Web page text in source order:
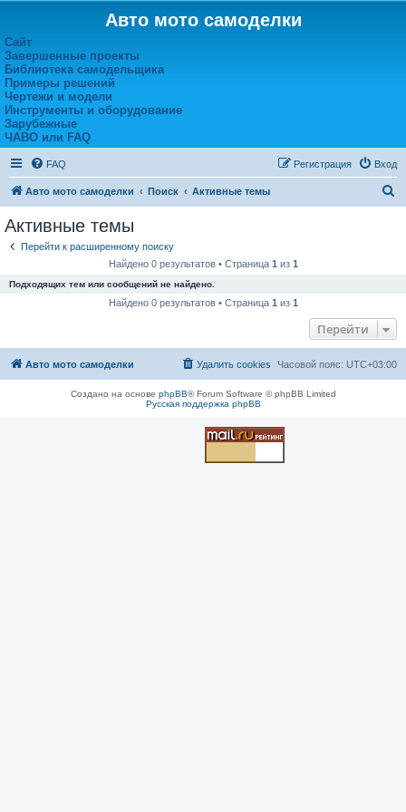
Авто мото самоделки
Сайт
Завершенные проекты
Библиотека самодельщика
Примеры решений
Чертежи и модели
Инструменты и оборудование
Зарубежные
ЧАВО или FAQ
FAQ Вход
Регистрация
Авто мото самоделки Поиск Активные темы
Активные темы
Перейти к расширенному поиску
Найдено 0 результатов • Страница 1 из 1
Подходящих тем или сообщений не найдено.
Найдено 0 результатов • Страница 1 из 1
Перейти
Авто мото самоделки Часовой пояс: UTC+03:00
Удалить cookies
Создано на основе phpBB® Forum Software © phpBB Limited
Русская поддержка phpBB